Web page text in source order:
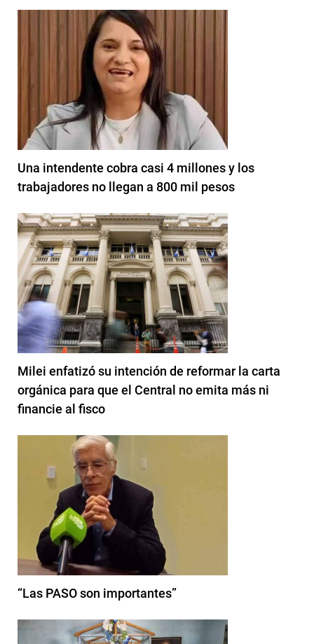
Una intendente cobra casi 4 millones y los
trabajadores no llegan a 800 mil pesos
Milei enfatizó su intención de reformar la carta
orgánica para que el Central no emita más ni
financie al fisco
“Las PASO son importantes”